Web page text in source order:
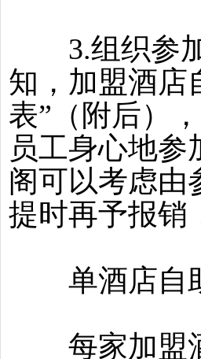
3.组织参加
知，加盟酒店
表”（附后）
员工身心地
阁可以考虑由
提时再予报销
单酒店自助
每家加盟酒